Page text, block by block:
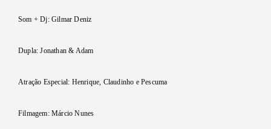
Som + Dj: Gilmar Deniz
Dupla: Jonathan & Adam
Atração Especial: Henrique, Claudinho e Pescuma
Filmagem: Márcio Nunes